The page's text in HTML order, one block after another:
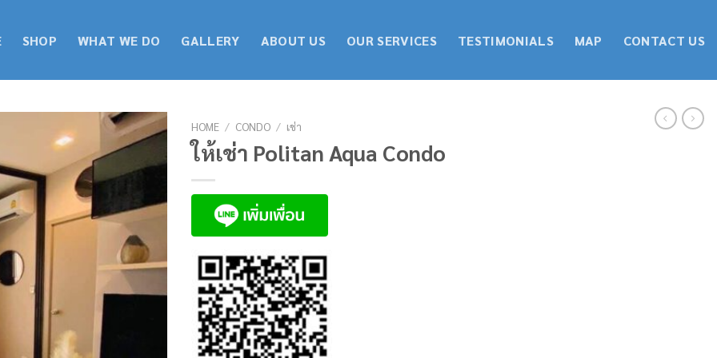
SHOP WHAT WE DO GALLERY ABOUT US OUR SERVICES TESTIMONIALS MAP CONTACT US
HOME / CONDO / เช่า
ให้เช่า Politan Aqua Condo